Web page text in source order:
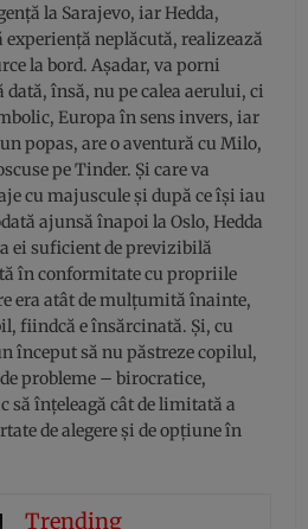
la Sarajevo, iar Hedda,
neplăcută, realizează
la bord. Așadar, va porni
dată, însă, nu pe calea aerului, ci
Europa în sens invers, iar
popas, are o aventură cu Milo,
pe Tinder. Și care va
cu majuscule și după ce își iau
ajunsă înapoi la Oslo, Hedda
ei suficient de previzibilă
în conformitate cu propriile
era atât de mulțumită înainte,
fiindcă e însărcinată. Și, cu
început să nu păstreze copilul,
probleme – birocratice,
să înțeleagă cât de limitată a
de alegere și de opțiune în
Trending